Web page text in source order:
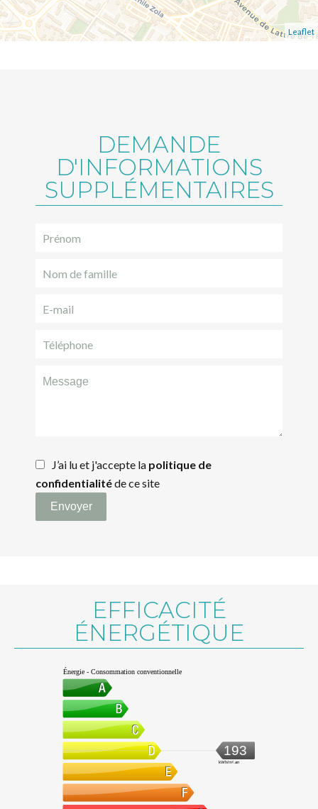
Leaflet
DEMANDE
D'INFORMATIONS
SUPPLÉMENTAIRES
J’ai lu et j'accepte la politique de
confidentialitéde ce site
Envoyer
EFFICACITÉ
ÉNERGÉTIQUE
Énergie - Consommation conventionnelle
193
kWh/m².an